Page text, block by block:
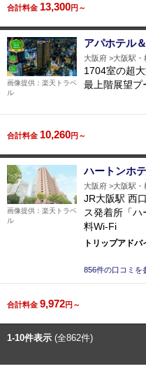
合計料金 13,300円～
アパホテル
大阪府 大阪駅・
1704室の超
最上階展望プ
画像提供：楽天トラベ
ル
合計料金 10,260円～
ハートンホ
大阪府 大阪駅・
JR大阪駅 西
ス発着所「
料Wi-Fi
トリップアド
856件の口コミを
画像提供：楽天トラベ
ル
合計料金 9,972円～
1-10件表示 (全862件)